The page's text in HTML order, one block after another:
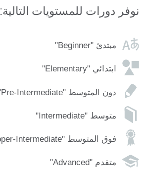
نوفر دورات للمستويات التالية:
مبتدئ "Beginner"
ابتدائي "Elementary"
دون المتوسط "Pre-Intermediate"
متوسط "Intermediate"
فوق المتوسط "Upper-Intermediate"
متقدم "Advanced"